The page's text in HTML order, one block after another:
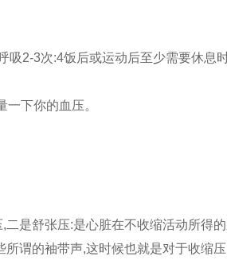
吸2-3次:4饭后或运动后至少需要休息
下你的血压。
是舒张压:是心脏在不收缩活动所得
谓的袖带声,这时候也就是对于收缩